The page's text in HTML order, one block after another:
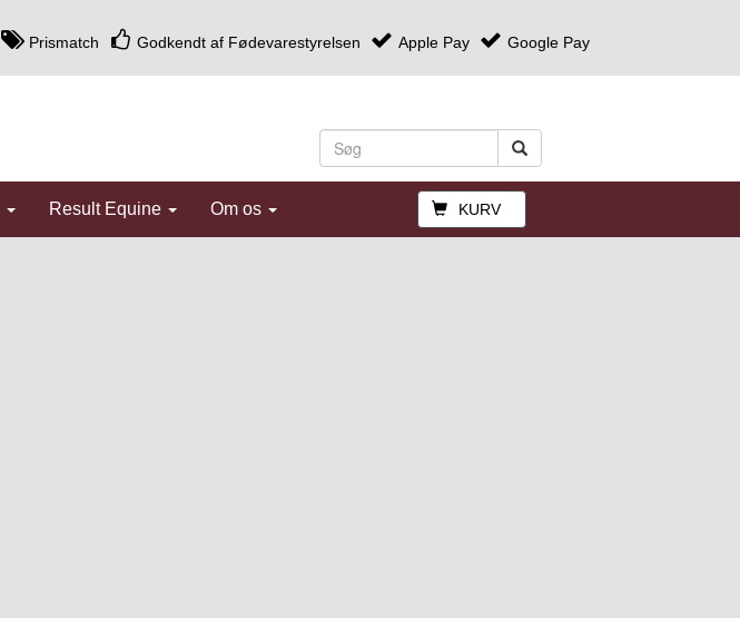
Prismatch Godkendt af Fødevarestyrelsen Apple Pay Google Pay
Result Equine Om os KURV